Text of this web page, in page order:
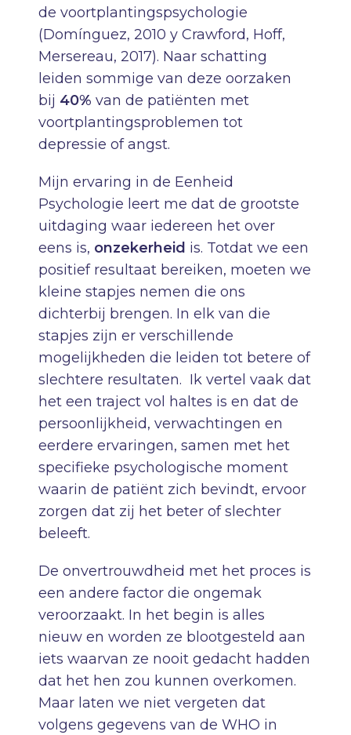
de voortplantingspsychologie
(Domínguez, 2010 y Crawford, Hoff,
Mersereau, 2017). Naar schatting
leiden sommige van deze oorzaken
bij 40% van de patiënten met
voortplantingsproblemen tot
depressie of angst.
Mijn ervaring in de Eenheid
Psychologie leert me dat de grootste
uitdaging waar iedereen het over
eens is, onzekerheid is. Totdat we een
positief resultaat bereiken, moeten we
kleine stapjes nemen die ons
dichterbij brengen. In elk van die
stapjes zijn er verschillende
mogelijkheden die leiden tot betere of
slechtere resultaten. Ik vertel vaak dat
het een traject vol haltes is en dat de
persoonlijkheid, verwachtingen en
eerdere ervaringen, samen met het
specifieke psychologische moment
waarin de patiënt zich bevindt, ervoor
zorgen dat zij het beter of slechter
beleeft.
De onvertrouwdheid met het proces is
een andere factor die ongemak
veroorzaakt. In het begin is alles
nieuw en worden ze blootgesteld aan
iets waarvan ze nooit gedacht hadden
dat het hen zou kunnen overkomen.
Maar laten we niet vergeten dat
volgens gegevens van de WHO in